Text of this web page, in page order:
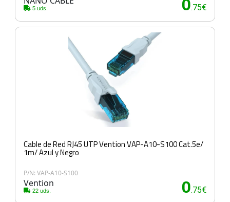
5 uds. 0.75€
Cable de Red RJ45 UTP Vention VAP-A10-S100 Cat.5e/
1m/ Azul y Negro
P/N: VAP-A10-S100
Vention
22 uds. 0.75€